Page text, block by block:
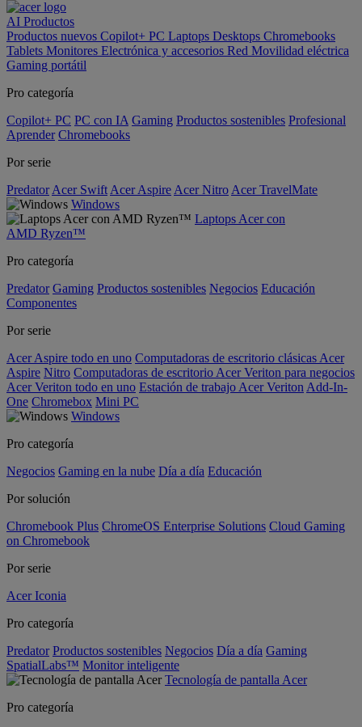
AI Productos
Productos nuevos Copilot+ PC Laptops Desktops Chromebooks
Tablets Monitores Electrónica y accesorios Red Movilidad eléctrica
Gaming portátil
Pro categoría
Copilot+ PC PC con IA Gaming Productos sostenibles Profesional
Aprender Chromebooks
Por serie
Predator Acer Swift Acer Aspire Acer Nitro Acer TravelMate
Windows
Laptops Acer con
AMD Ryzen™
Pro categoría
Predator Gaming Productos sostenibles Negocios Educación
Componentes
Por serie
Acer Aspire todo en uno Computadoras de escritorio clásicas Acer
Aspire Nitro Computadoras de escritorio Acer Veriton para negocios
Acer Veriton todo en uno Estación de trabajo Acer Veriton Add-In-
One Chromebox Mini PC
Windows
Pro categoría
Negocios Gaming en la nube Día a día Educación
Por solución
Chromebook Plus ChromeOS Enterprise Solutions Cloud Gaming
on Chromebook
Por serie
Acer Iconia
Pro categoría
Predator Productos sostenibles Negocios Día a día Gaming
SpatialLabs™ Monitor inteligente
Tecnología de pantalla Acer
Pro categoría